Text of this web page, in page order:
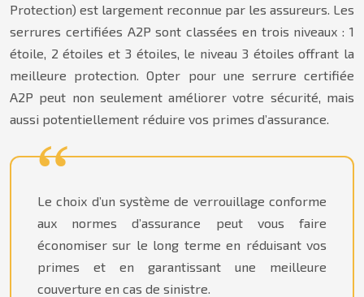
Protection) est largement reconnue par les assureurs. Les
serrures certifiées A2P sont classées en trois niveaux : 1
étoile, 2 étoiles et 3 étoiles, le niveau 3 étoiles offrant la
meilleure protection. Opter pour une serrure certifiée
A2P peut non seulement améliorer votre sécurité, mais
aussi potentiellement réduire vos primes d’assurance.
Le choix d’un système de verrouillage conforme
aux normes d’assurance peut vous faire
économiser sur le long terme en réduisant vos
primes et en garantissant une meilleure
couverture en cas de sinistre.